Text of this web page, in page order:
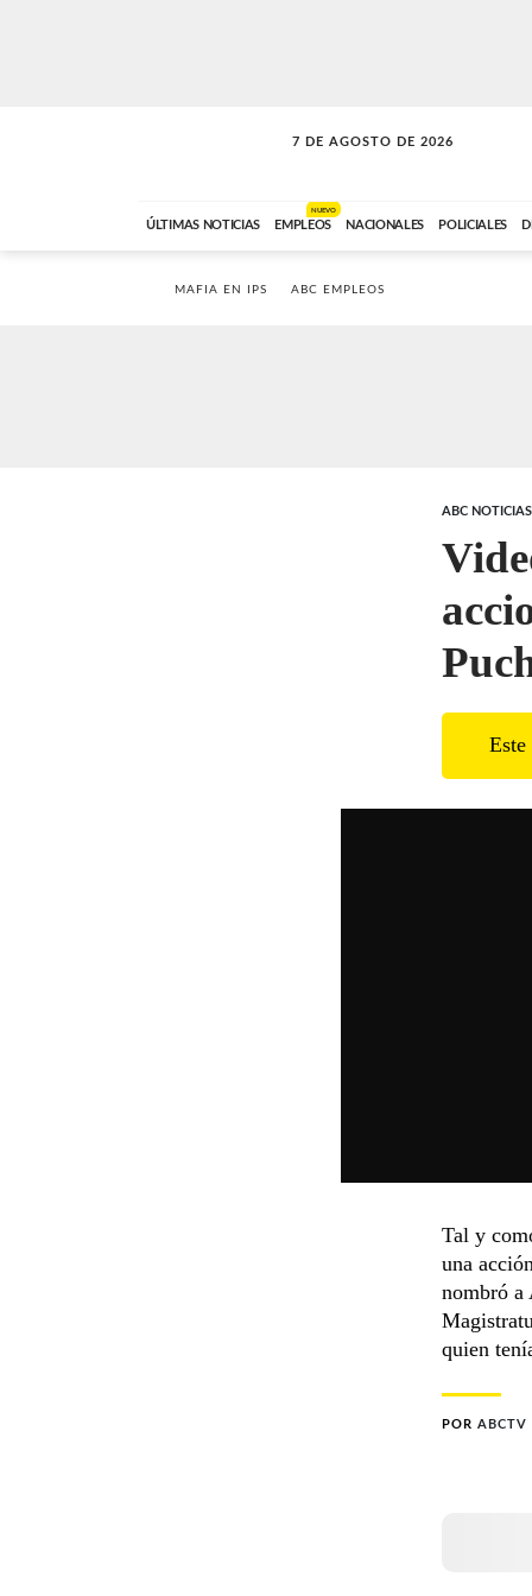
7 DE AGOSTO DE 2026
LA MOVIDA
ÚLTIMAS NOTICIAS EMPLEOS
NUEVO
NACIONALES POLICIALES
MAFIA EN IPS ABC EMPLEOS
ABC NOTICIAS
Tal y
una
nombró a
quien
POR ABCTV